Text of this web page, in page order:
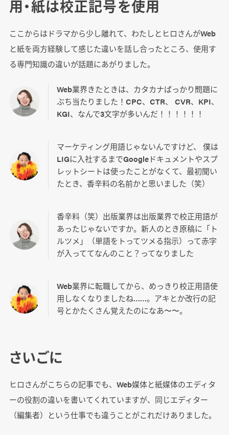
用・紙は校正記号を使用
ここからはドラマから少し離れて、わたしとヒロさんがWeb
と紙を両方経験して感じた違いを話し合ったところ、使用す
る専門知識の違いが話題にあがりました。
Web業界きたときは、カタカナばっかり問題に
ぶち当たりました！CPC、CTR、 CVR、KPI、
KGI、なんで3文字が多いんだ！！！！！！
マーケティング用語じゃないんですけど、 僕は
LIGに入社するまでGoogleドキュメントやスプ
レットシートは使ったことがなくて、最初聞い
たとき、香辛料の名前かと思いました（笑）
香辛料（笑）出版業界は出版業界で校正用語が
あったじゃないですか。新人のとき原稿に「ト
ルツメ」（単語をトってツメる指示）って赤字
が入っててなんのこと？ってなりました
Web業界に転職してから、めっきり校正用語使
用しなくなりましたね……。アキとか改行の記
号とかたくさん覚えたのになあ〜〜。
さいごに
ヒロさんがこちらの記事でも、Web媒体と紙媒体のエディタ
ーの役割の違いを書いてくれていますが、同じエディター
（編集者）という仕事でも違うことがこれだけありました。